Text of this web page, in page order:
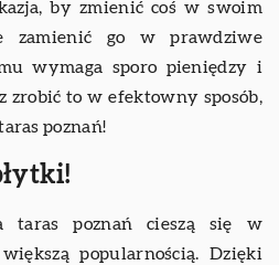
by zmienić coś w swoim
zamienić go w prawdziwe
wymaga sporo pieniędzy i
zrobić to w efektowny sposób,
poznań!
taras poznań cieszą się w
popularnością. Dzięki